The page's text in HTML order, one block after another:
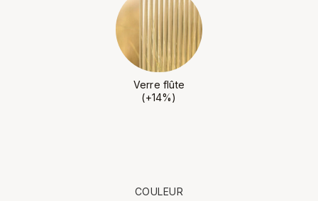
Verre flûte
(+14%)
COULEUR